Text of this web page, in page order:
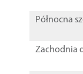
Północna
Zachodnia